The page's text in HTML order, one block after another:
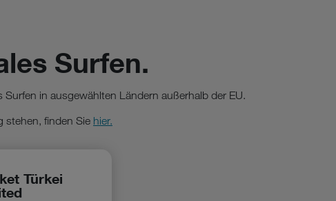
Surfen.
in ausgewählten Ländern außerhalb der EU.
stehen, finden Sie hier.
Türkei